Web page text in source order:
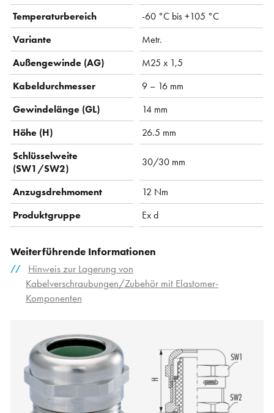
Temperaturbereich
-60 °C bis +105 °C
Variante
Metr.
Außengewinde (AG)
M25 x 1,5
Kabeldurchmesser
9 – 16 mm
Gewindelänge (GL)
14 mm
Höhe (H)
26.5 mm
Schlüsselweite
(SW1/SW2)
30/30 mm
Anzugsdrehmoment
12 Nm
Produktgruppe
Ex d
Weiterführende Informationen
Hinweis zur Lagerung von
Kabelverschraubungen/Zubehör mit Elastomer-
Komponenten